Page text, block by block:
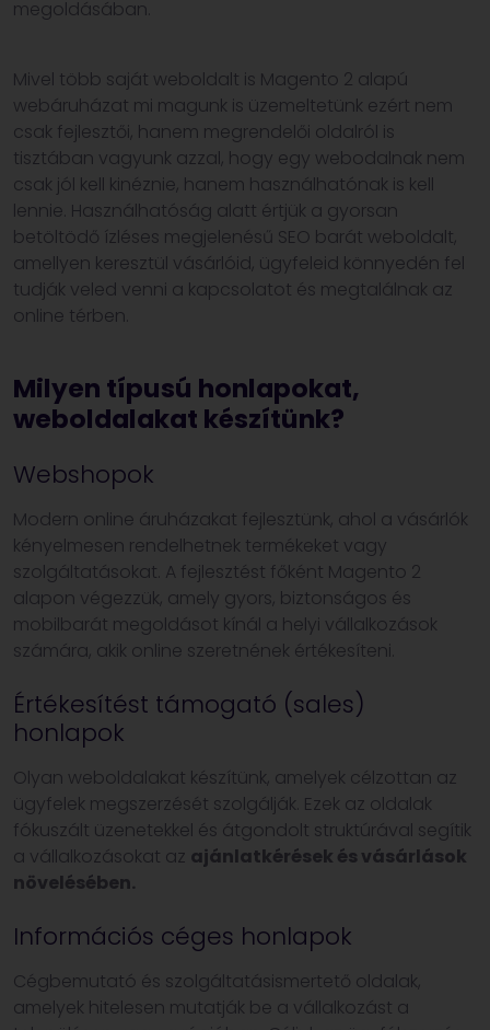
megoldásában.
Mivel több saját weboldalt is Magento 2 alapú
webáruházat mi magunk is üzemeltetünk ezért nem
csak fejlesztői, hanem megrendelői oldalról is
tisztában vagyunk azzal, hogy egy webodalnak nem
csak jól kell kinéznie, hanem használhatónak is kell
lennie. Használhatóság alatt értjük a gyorsan
betöltödő ízléses megjelenésű SEO barát weboldalt,
amellyen keresztül vásárlóid, ügyfeleid könnyedén fel
tudják veled venni a kapcsolatot és megtalálnak az
online térben.
Milyen típusú honlapokat,
weboldalakat készítünk?
Webshopok
Modern online áruházakat fejlesztünk, ahol a vásárlók
kényelmesen rendelhetnek termékeket vagy
szolgáltatásokat. A fejlesztést főként Magento 2
alapon végezzük, amely gyors, biztonságos és
mobilbarát megoldásot kínál a helyi vállalkozások
számára, akik online szeretnének értékesíteni.
Értékesítést támogató (sales)
honlapok
Olyan weboldalakat készítünk, amelyek célzottan az
ügyfelek megszerzését szolgálják. Ezek az oldalak
fókuszált üzenetekkel és átgondolt struktúrával segítik
a vállalkozásokat az ajánlatkérések és vásárlások
növelésében.
Információs céges honlapok
Cégbemutató és szolgáltatásismertető oldalak,
amelyek hitelesen mutatják be a vállalkozást a